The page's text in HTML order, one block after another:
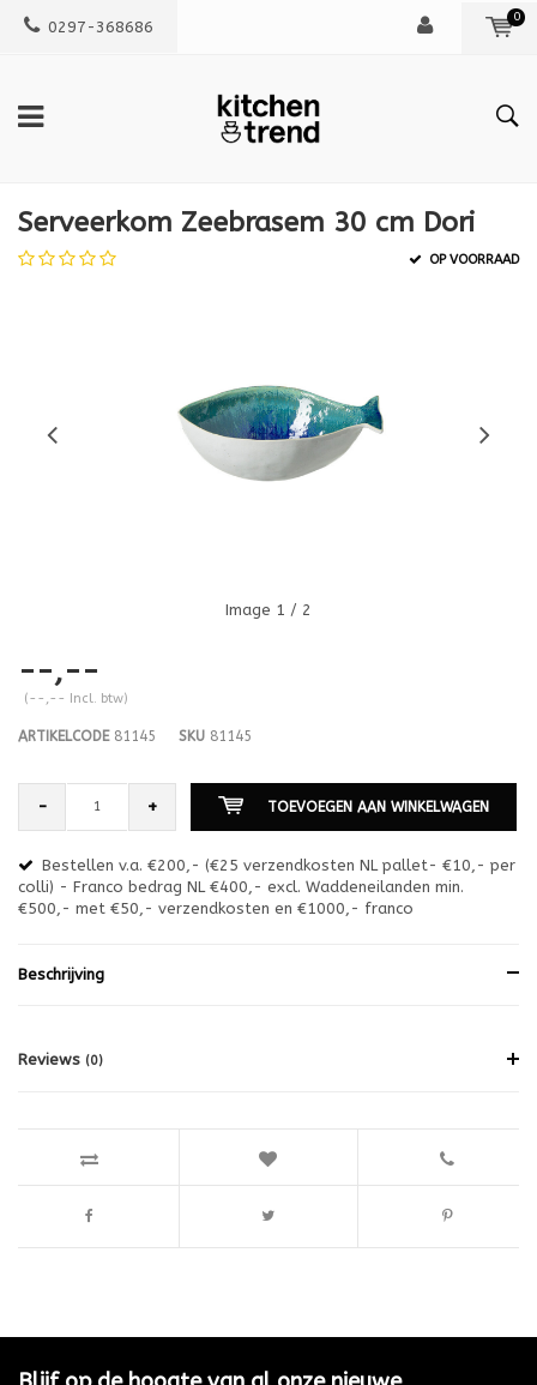
0297-368686
0
Serveerkom Zeebrasem 30 cm Dori
OP VOORRAAD
Image 1 / 2
--,--
(--,-- Incl. btw)
ARTIKELCODE81145 SKU 81145
- + TOEVOEGEN AAN WINKELWAGEN
Bestellen v.a. €200,- (€25 verzendkosten NL pallet- €10,- per
colli) - Franco bedrag NL €400,- excl. Waddeneilanden min.
€500,- met €50,- verzendkosten en €1000,- franco
Beschrijving
Reviews (0)